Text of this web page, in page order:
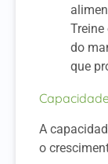
do
que
A
o